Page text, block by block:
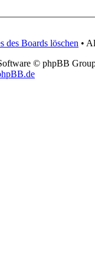
des Boards löschen •
© phpBB